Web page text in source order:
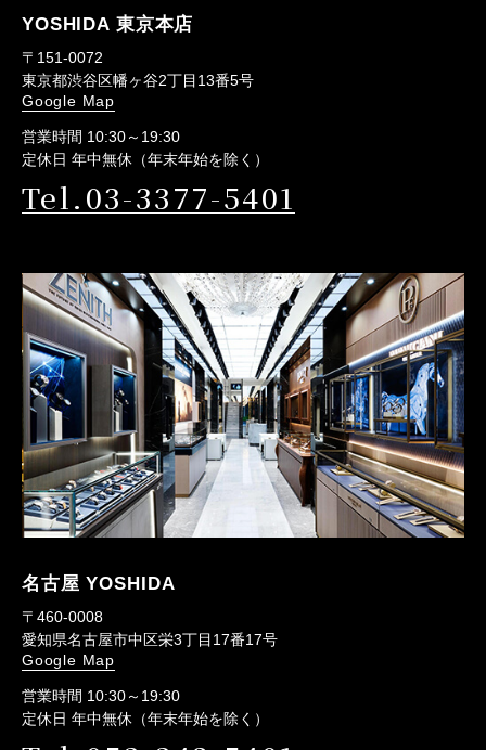
YOSHIDA 東京本店
〒151-0072
東京都渋谷区幡ヶ谷2丁目13番5号
Google Map
営業時間 10:30～19:30
定休日 年中無休（年末年始を除く）
Tel.03-3377-5401
名古屋 YOSHIDA
〒460-0008
愛知県名古屋市中区栄3丁目17番17号
Google Map
営業時間 10:30～19:30
定休日 年中無休（年末年始を除く）